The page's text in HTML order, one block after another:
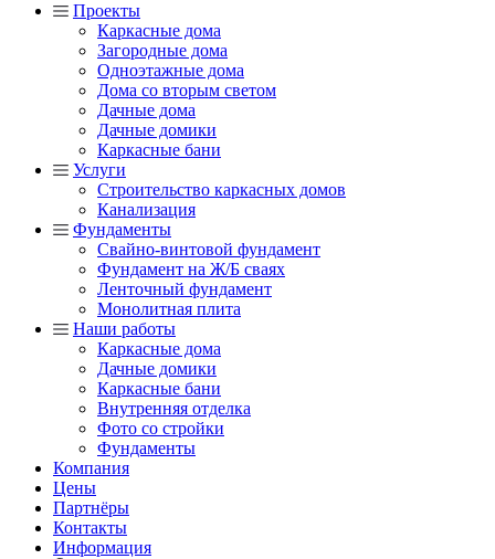
Проекты
Каркасные дома
Загородные дома
Одноэтажные дома
Дома со вторым светом
Дачные дома
Дачные домики
Каркасные бани
Услуги
Строительство каркасных домов
Канализация
Фундаменты
Свайно-винтовой фундамент
Фундамент на Ж/Б сваях
Ленточный фундамент
Монолитная плита
Наши работы
Каркасные дома
Дачные домики
Каркасные бани
Внутренняя отделка
Фото со стройки
Фундаменты
Компания
Цены
Партнёры
Контакты
Информация